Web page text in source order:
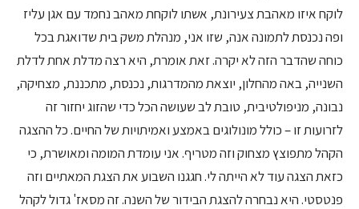
לוקח איזו מאהבת צעירונת, אשתו לוקחת מאהב נחמד עם אגן עליז
ופה נכנסת לתמונה אנה, שזו אני, מנהלת משק בית שדואגת בכל
כוחה שהדבר הזה לא יקרה. זאת אומרת, היא רצה מדלת אחת לדלת
השנייה, באה מהחלון, יוצאת מהמדרגות, נכנסת, מתכננת, מצחיקה,
נבונה, מניפולטיבית, טובת לב שעושה הכל כדי שהזוג יחזור זה
לזרועות זו – כולל מונולוגים באמצע ואמיתויות של החיים. כל ההצגה
הקהל מתפוצץ מצחוק וזה מטריף. אני עומדת המומה ומאושרת, כי
כזאת הצגה עוד לא הייתה לי. חגגנו השבוע את הצגת המאתיים וזה
פנטסטי. היא נבחרה להצגת הבידור של השנה. זה מסאז' גדול לקהל